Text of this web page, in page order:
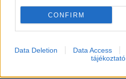
CONFIRM
Data Deletion Data Access
tájékoztató